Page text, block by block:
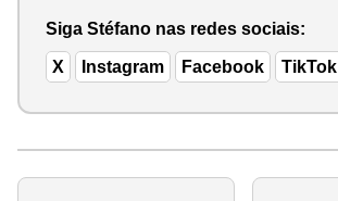
Siga Stéfano nas redes sociais:
X Instagram Facebook TikTok